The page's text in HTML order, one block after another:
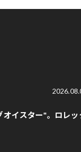
イスター"。ロレッ